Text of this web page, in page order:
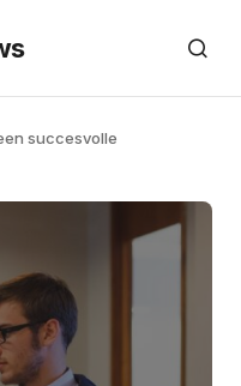
succesvolle